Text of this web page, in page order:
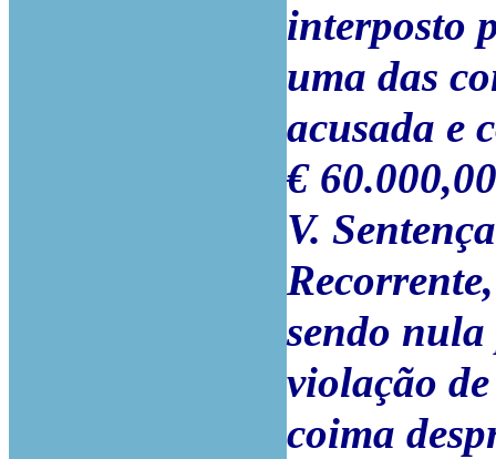
interposto
uma das
acusada e
€
V.
sendo
violação
coima